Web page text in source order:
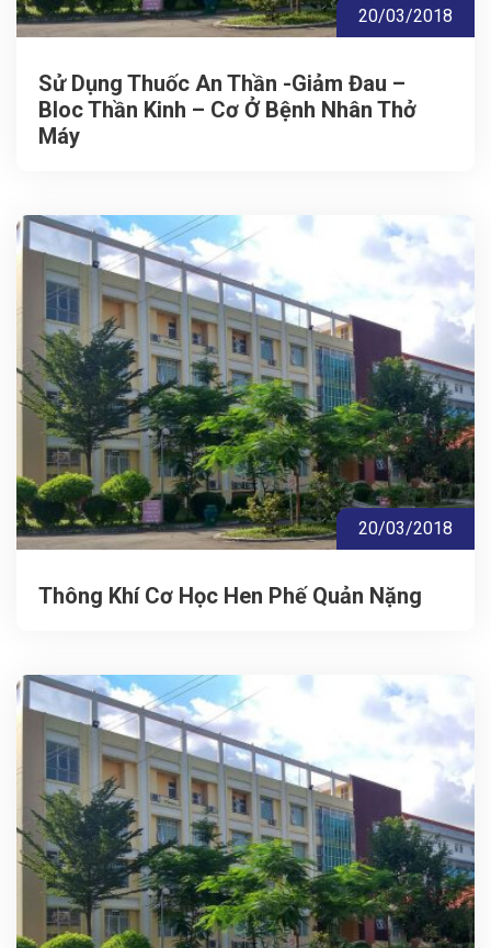
20/03/2018
Sử Dụng Thuốc An Thần -Giảm Đau –
Bloc Thần Kinh – Cơ Ở Bệnh Nhân Thở
Máy
20/03/2018
Thông Khí Cơ Học Hen Phế Quản Nặng